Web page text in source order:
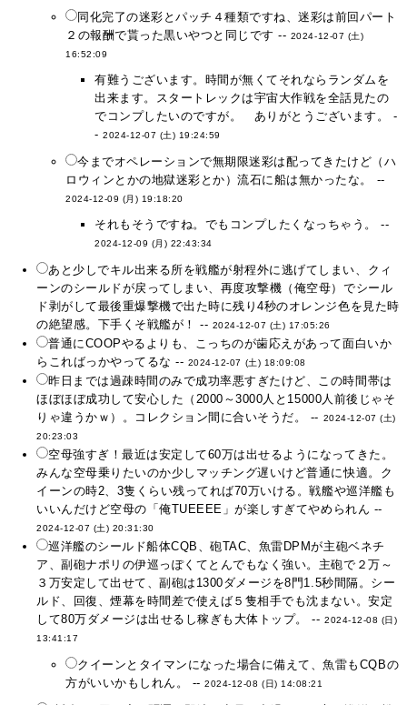
同化完了の迷彩とパッチ４種類ですね、迷彩は前回パート
２の報酬で貰った黒いやつと同じです -- 2024-12-07 (土)
16:52:09
有難うございます。時間が無くてそれならランダムを
出来ます。スタートレックは宇宙大作戦を全話見たの
でコンプしたいのですが。 ありがとうございます。 -
-2024-12-07 (土) 19:24:59
今までオペレーションで無期限迷彩は配ってきたけど（ハ
ロウィンとかの地獄迷彩とか）流石に船は無かったな。 --
2024-12-09 (月) 19:18:20
それもそうですね。でもコンプしたくなっちゃう。 --
2024-12-09 (月) 22:43:34
あと少しでキル出来る所を戦艦が射程外に逃げてしまい、クィ
ーンのシールドが戻ってしまい、再度攻撃機（俺空母）でシール
ド剥がして最後重爆撃機で出た時に残り4秒のオレンジ色を見た時
の絶望感。下手くそ戦艦が！ -- 2024-12-07 (土) 17:05:26
普通にCOOPやるよりも、こっちのが歯応えがあって面白いか
らこればっかやってるな -- 2024-12-07 (土) 18:09:08
昨日までは過疎時間のみで成功率悪すぎたけど、この時間帯は
ほぼほぼ成功して安心した（2000～3000人と15000人前後じゃそ
りゃ違うかｗ）。コレクション間に合いそうだ。 -- 2024-12-07 (土)
20:23:03
空母強すぎ！最近は安定して60万は出せるようになってきた。
みんな空母乗りたいのか少しマッチング遅いけど普通に快適。ク
イーンの時2、3隻くらい残ってれば70万いける。戦艦や巡洋艦も
いいんだけど空母の「俺TUEEEE」が楽しすぎてやめられん --
2024-12-07 (土) 20:31:30
巡洋艦のシールド船体CQB、砲TAC、魚雷DPMが主砲ベネチ
ア、副砲ナポリの伊巡っぽくてとんでもなく強い。主砲で２万～
３万安定して出せて、副砲は1300ダメージを8門1.5秒間隔。シー
ルド、回復、煙幕を時間差で使えば５隻相手でも沈まない。安定
して80万ダメージは出せるし稼ぎも大体トップ。 --2024-12-08 (日)
13:41:17
クイーンとタイマンになった場合に備えて、魚雷もCQBの
方がいいかもしれん。 --2024-12-08 (日) 14:08:21